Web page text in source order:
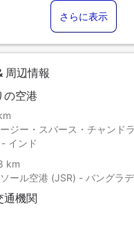
さらに表示
周辺情報
の空港
ジー・スバース・チャンド
インド
km
ール空港 (JSR) - バングラデ
通機関